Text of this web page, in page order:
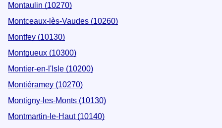
Montaulin (10270)
Montceaux-lès-Vaudes (10260)
Montfey (10130)
Montgueux (10300)
Montier-en-l'Isle (10200)
Montiéramey (10270)
Montigny-les-Monts (10130)
Montmartin-le-Haut (10140)